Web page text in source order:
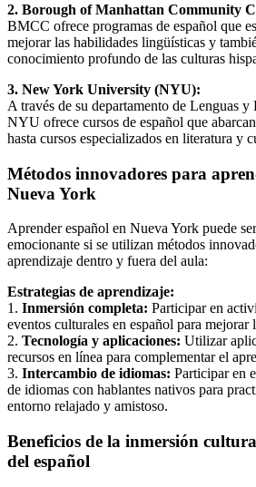
2. Borough of Manhattan Community
BMCC ofrece programas de español que
mejorar las habilidades lingüísticas y
conocimiento profundo de las culturas
3. New York University (NYU):
A través de su departamento de Lenguas y
NYU ofrece cursos de español que
hasta cursos especializados en literatura y
Métodos innovadores para
Nueva York
Aprender español en Nueva York puede
emocionante si se utilizan métodos
aprendizaje dentro y fuera del aula:
Estrategias de aprendizaje:
1. Inmersión completa: Participar en
eventos culturales en español para mejorar
2. Tecnología y aplicaciones: Utilizar
recursos en línea para complementar el
3. Intercambio de idiomas: Participar en
de idiomas con hablantes nativos para
entorno relajado y amistoso.
Beneficios de la inmersión
del español